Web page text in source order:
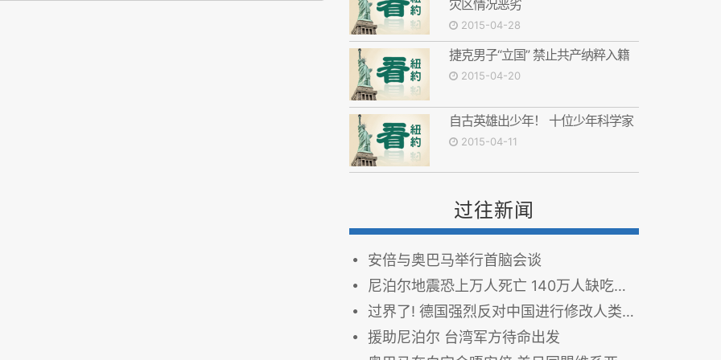
灾区情况恶劣
2015-04-28
捷克男子“立国” 禁止共产纳粹入籍
2015-04-20
自古英雄出少年！ 十位少年科学家
2015-04-11
过往新闻
安倍与奥巴马举行首脑会谈
尼泊尔地震恐上万人死亡 140万人缺吃少喝(组图)
过界了! 德国强烈反对中国进行修改人类胚胎基因试验
援助尼泊尔 台湾军方待命出发